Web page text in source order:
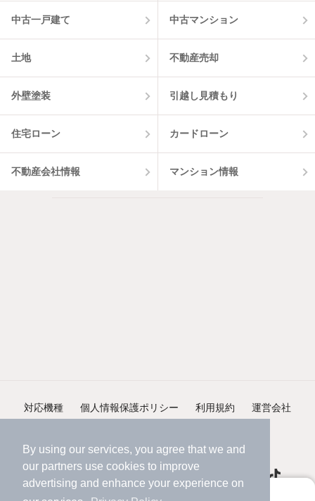
By using our services, you agree that we and
our partners use cookies to improve
advertising and enhance your experience on
中古一戸建て 中古マンション
土地 不動産売却
外壁塗装 引越し見積もり
住宅ローン カードローン
不動産会社情報 マンション情報
対応機種 個人情報保護ポリシー 利用規約 運営会社